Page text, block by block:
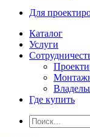
Для
Каталог
Услуги
Где купить